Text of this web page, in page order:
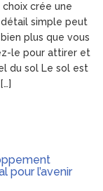
choix crée une
détail simple peut
plus que vous
le pour attirer et
du sol Le sol est
pour l’avenir